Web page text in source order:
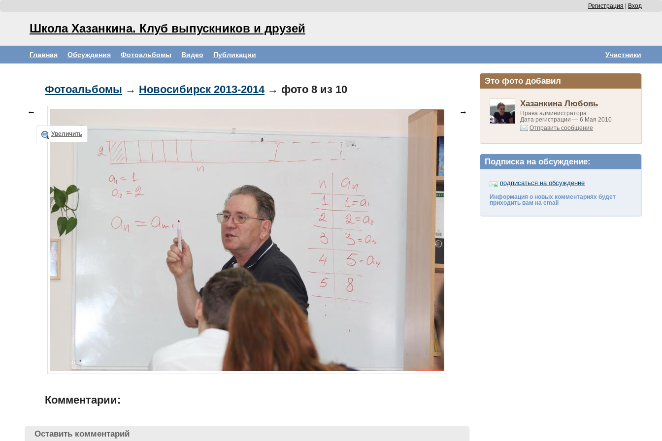
Регистрация Вход
Школа Хазанкина. Клуб выпускников и друзей
Главная Обсуждения Фотоальбомы Видео Участники
Публикации
Это фото добавил
Хазанкина Любовь
Права администратора
Дата регистрации — 6 Мая 2010
Отправить сообщение
Подписка на обсуждение:
подписаться на обсуждение
Информация о новых комментариях будет
приходить вам на email
Фотоальбомы → Новосибирск 2013-2014→ фото 8 из 10
← →
Увеличить
Комментарии:
Оставить комментарий